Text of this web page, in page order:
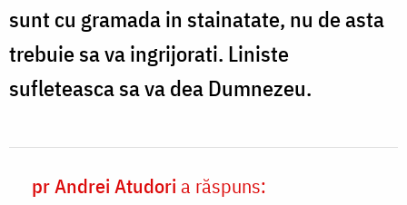
sunt cu gramada in stainatate, nu de asta
trebuie sa va ingrijorati. Liniste
sufleteasca sa va dea Dumnezeu.
In
pr Andrei Atudori a răspuns: